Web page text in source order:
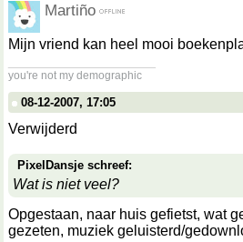
Martiño
Mijn vriend kan heel mooi
you're not my demographic
08-12-2007, 17:05
Verwijderd
PixelDansje schreef:
Wat is niet veel?
Opgestaan, naar huis gefietst, wat
gezeten, muziek geluisterd/